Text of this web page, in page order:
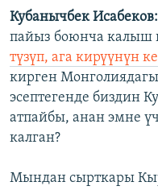
Кубанычбек Исабеков:
пайыз боюнча калыш
түзүп, ага кирүүнүн
кирген
эсептегенде биздин
атпайбы, анан эмне
калган?
Мындан сырткары